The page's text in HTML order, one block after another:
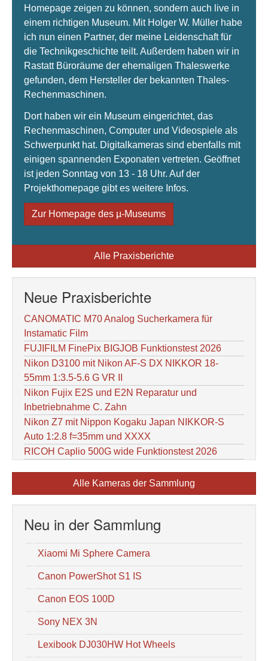
Homepage zeigen zu können, sondern auch live in
einem richtigen Museum. Mit Holger W. Müller habe
ich nun einen Partner, der meine Leidenschaft für
die Technikgeschichte teilt. Außerdem haben wir in
Rastatt Büroräume der ehemaligen Thaleswerke
gefunden, dem Hersteller der bekannten Thales-
Rechenmaschinen.
Dort haben wir ein Museum eingerichtet, das
Rechenmaschinen, Computer und Videospiele als
Schwerpunkt hat. Digitalkameras sind ebenfalls mit
einigen spannenden Exponaten vertreten. Geöffnet
ist jeden Sonntag von 13 - 18 Uhr. Auf der
Projekthomepage gibt es weitere Infos.
Zur Homepage des µ-Museums
Alle Praxisberichte
Neue Praxisberichte
CANOMATIC M70 Analog Sucherkamera für
Instamatic Film
FUJIFILM FinePix BIGJOB Funktionstest 2026
Nikon D3100 mit Nikon AF-S DX NIKKOR 18-
55mm 1:3.5-5.6 G VR II
Nikon Fujix E2S und E2N Reparatur und
Inbetriebnahme C. Zahn
Nikon Z7 mit Nippon Kogaku Japan NIKKOR-S
Auto 1:2.8 f=35mm und XXXX
RICOH Caplio 500G wide Funktionstest 2026
Alle Kameras der Sammlung
Neu in der Sammlung
Xiaomi Mi Sphere Camera
Canon PowerShot S1 IS
Canon EOS 100D
Sony NEX 3N
Lexibook DJ030HW Hot Wheels